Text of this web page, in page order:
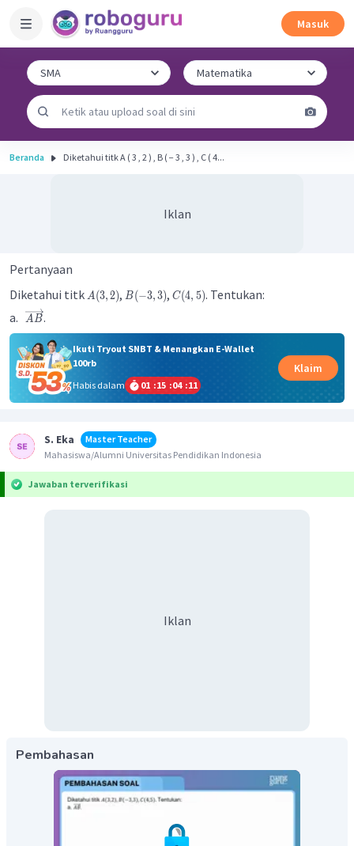
Masuk
Beranda Diketahui titk A ( 3 , 2 ) , B ( − 3 , 3 ) , C ( 4...
Iklan
Pertanyaan
Diketahui titk A(3,2),B(−3,3),C(4, 5). Tentukan:
a.
AB.
Ikuti Tryout SNBT & Menangkan E-Wallet
100rb
Habis dalam
01 :15 :04 :11
Klaim
S. Eka
Master Teacher
Mahasiswa/Alumni Universitas Pendidikan Indonesia
Jawaban terverifikasi
Iklan
Pembahasan